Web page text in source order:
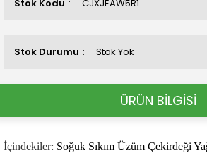
Stok Kodu CJXJEAW5R1
Stok Durumu Stok Yok
ÜRÜN BİLGİSİ
İçindekiler: Soğuk Sıkım Üzüm Çekirdeği